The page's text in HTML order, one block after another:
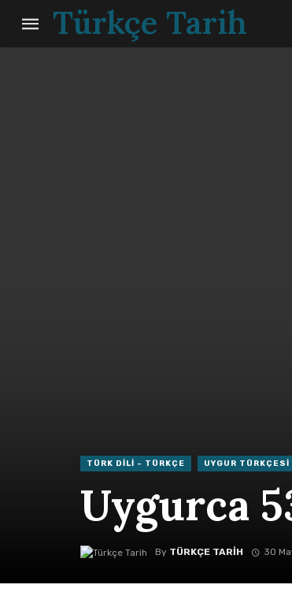
Türkçe Tarih
TÜRK DILI - TÜRKÇE UYGUR TÜRKÇESI
Uygurca
By TÜRKÇE TARIH 30